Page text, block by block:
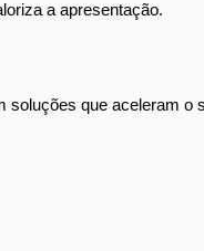
a apresentação.
soluções que aceleram o